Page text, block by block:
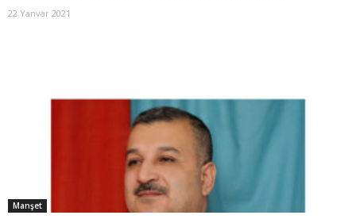
22 Yanvar 2021
Manşet